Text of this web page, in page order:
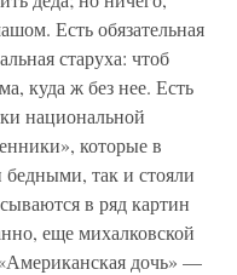
Есть обязательная
старуха: чтоб
куда ж без нее. Есть
национальной
которые в
так и стояли
в ряд картин
еще михалковской
дочь» —